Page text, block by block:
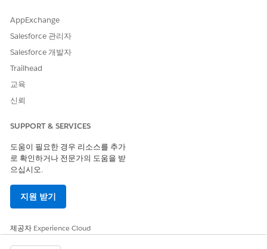
AppExchange
Salesforce 관리자
Salesforce 개발자
Trailhead
교육
신뢰
SUPPORT & SERVICES
도움이 필요한 경우 리소스를 추가
로 확인하거나 전문가의 도움을 받
으십시오.
지원 받기
제공자 Experience Cloud